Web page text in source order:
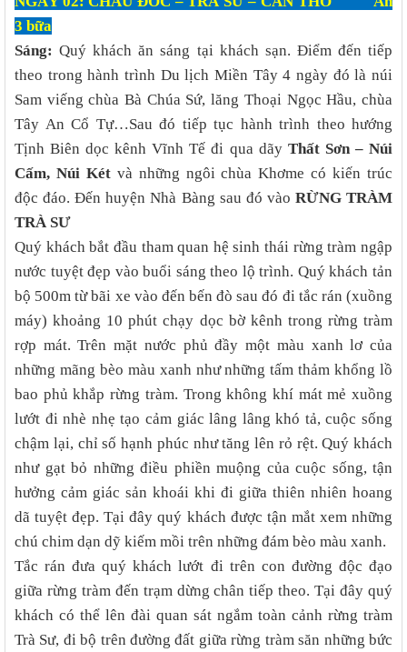
3 bữa
Sáng: Quý khách ăn sáng tại khách sạn. Điểm đến tiếp
theo trong hành trình Du lịch Miền Tây 4 ngày đó là núi
Sam viếng chùa Bà Chúa Sứ, lăng Thoại Ngọc Hầu, chùa
Tây An Cổ Tự…Sau đó tiếp tục hành trình theo hướng
Tịnh Biên dọc kênh Vĩnh Tế đi qua dãy Thất Sơn – Núi
Cấm, Núi Kétvà những ngôi chùa Khơme có kiến trúc
độc đáo. Đến huyện Nhà Bàng sau đó vào RỪNG TRÀM
TRÀ SƯ
Quý khách bắt đầu tham quan hệ sinh thái rừng tràm ngập
nước tuyệt đẹp vào buổi sáng theo lộ trình. Quý khách tản
bộ 500m từ bãi xe vào đến bến đò sau đó đi tắc rán (xuồng
máy) khoảng 10 phút chạy dọc bờ kênh trong rừng tràm
rợp mát. Trên mặt nước phủ đầy một màu xanh lơ của
những mãng bèo màu xanh như những tấm thảm khổng lồ
bao phủ khắp rừng tràm. Trong không khí mát mẻ xuồng
lướt đi nhè nhẹ tạo cảm giác lâng lâng khó tả, cuộc sống
chậm lại, chỉ số hạnh phúc như tăng lên rỏ rệt. Quý khách
như gạt bỏ những điều phiền muộng của cuộc sống, tận
hưởng cảm giác sản khoái khi đi giữa thiên nhiên hoang
dã tuyệt đẹp. Tại đây quý khách được tận mắt xem những
chú chim dạn dỹ kiếm mồi trên những đám bèo màu xanh.
Tắc rán đưa quý khách lướt đi trên con đường độc đạo
giữa rừng tràm đến trạm dừng chân tiếp theo. Tại đây quý
khách có thể lên đài quan sát ngắm toàn cảnh rừng tràm
Trà Sư, đi bộ trên đường đất giữa rừng tràm săn những bức